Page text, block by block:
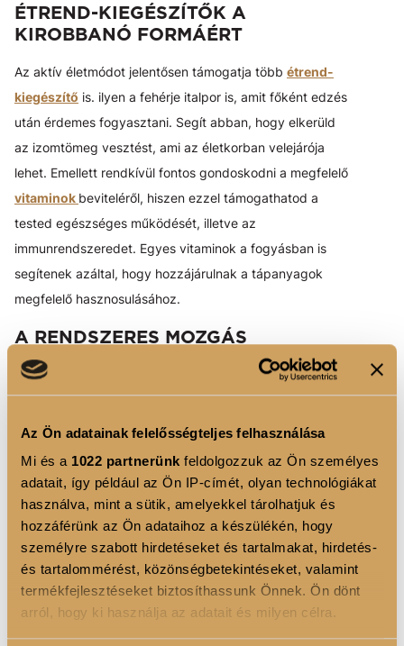
Az Ön adatainak felelősségteljes felhasználása
Mi és a 1022 partnerünk feldolgozzuk az Ön személyes
adatait, így például az Ön IP-címét, olyan technológiákat
használva, mint a sütik, amelyekkel tárolhatjuk és
hozzáférünk az Ön adataihoz a készülékén, hogy
személyre szabott hirdetéseket és tartalmakat, hirdetés-
és tartalommérést, közönségbetekintéseket, valamint
termékfejlesztéseket biztosíthassunk Önnek. Ön dönt
arról, hogy ki használja az adatait és milyen célra.
ÉTREND-KIEGÉSZÍTŐK A
KIROBBANÓ FORMÁÉRT
Az aktív életmódot jelentősen támogatja több étrend-
kiegészítő is. ilyen a fehérje italpor is, amit főként edzés
után érdemes fogyasztani. Segít abban, hogy elkerüld
az izomtömeg vesztést, ami az életkorban velejárója
lehet. Emellett rendkívül fontos gondoskodni a megfelelő
vitaminok beviteléről, hiszen ezzel támogathatod a
tested egészséges működését, illetve az
immunrendszeredet. Egyes vitaminok a fogyásban is
segítenek azáltal, hogy hozzájárulnak a tápanyagok
megfelelő hasznosulásához.
A RENDSZERES MOZGÁS
VARÁZSEREJE
Érdemes a mindennapokba is beiktatni egy kis extra
Aerob edzés:Az olyan kardió jellegű mozgások, mint a
séta, futás, úszás vagy kerékpározás javítják a szív- és
érrendszeri egészséget, növelik az állóképességet és
segítenek a testsúly kontrollálásában.
Erősítő edzés: